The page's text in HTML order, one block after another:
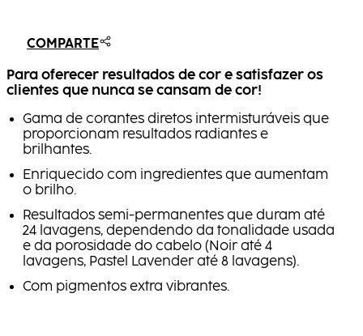
COMPARTE
Para oferecer resultados de cor e satisfazer os
clientes que nunca se cansam de cor!
Gama de corantes diretos intermisturáveis que
proporcionam resultados radiantes e
brilhantes.
Enriquecido com ingredientes que aumentam
o brilho.
Resultados semi-permanentes que duram até
24 lavagens, dependendo da tonalidade usada
e da porosidade do cabelo (Noir até 4
lavagens, Pastel Lavender até 8 lavagens).
Com pigmentos extra vibrantes.